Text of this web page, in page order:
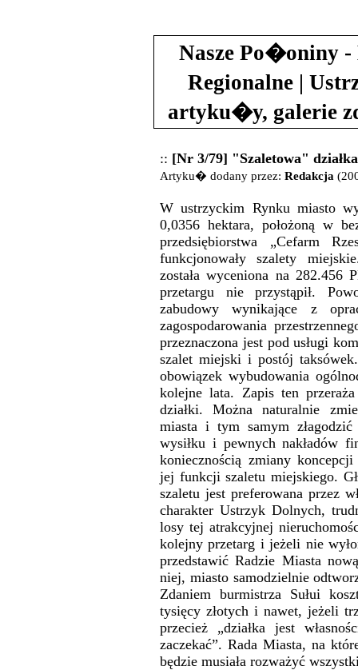
Nasze Po�oniny -
Regionalne |
artyku�y, galerie
:: [Nr 3/79] "Szaletowa"
Artyku� dodany przez: Redakcja
W ustrzyckim Rynku miasto
0,0356 hektara, położoną w
przedsiębiorstwa „Cefarm
funkcjonowały szalety
została wyceniona na
przetargu nie przystąpił.
zabudowy wynikające z
zagospodarowania
przeznaczona jest pod usługi
szalet miejski i postój
obowiązek wybudowania
kolejne lata. Zapis ten
działki. Można naturalnie
miasta i tym samym
wysiłku i pewnych nakładów
koniecznością zmiany
jej funkcji szaletu miejskiego.
szaletu jest preferowana przez
charakter Ustrzyk Dolnych,
losy tej atrakcyjnej
kolejny przetarg i jeżeli nie
przedstawić Radzie Miasta
niej, miasto samodzielnie
Zdaniem burmistrza Sułui
tysięcy złotych i nawet, jeżeli
przecież „działka jest
zaczekać”. Rada Miasta, na
będzie musiała rozważyć